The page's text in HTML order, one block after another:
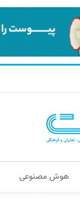
هوش مصنوعی